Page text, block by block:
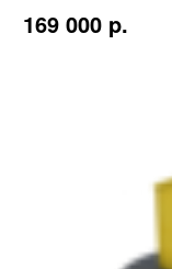
169 000 p.